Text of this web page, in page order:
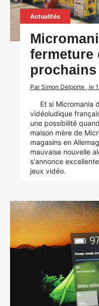
Actualités
fermeture
Par Simon Delporte , le
Et si Micromania
vidéoludique
une possibilité
maison mère de
magasins en
mauvaise nouvelle
s'annonce
jeux vidéo.